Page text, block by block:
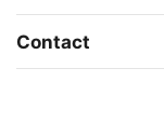
Contact